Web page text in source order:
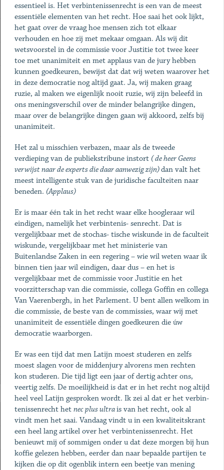
essentieel is. Het verbintenissenrecht is een van de meest
essentiële elementen van het recht. Hoe saai het ook lijkt,
het gaat over de vraag hoe mensen zich tot elkaar
verhouden en hoe zij met mekaar omgaan. Als wij dit
wetsvoorstel in de commissie voor Justitie tot twee keer
toe met unanimiteit en met applaus van de jury hebben
kunnen goedkeuren, bewijst dat dat wij weten waarover het
in deze democratie nog altijd gaat. Ja, wij maken graag
ruzie, al maken we eigenlijk nooit ruzie, wij zijn beleefd in
ons meningsverschil over de minder belangrijke dingen,
maar over de belangrijke dingen gaan wij akkoord, zelfs bij
unanimiteit.
Het zal u misschien verbazen, maar als de tweede
verdieping van de publiekstribune instort ( de heer Geens
verwijst naar de experts die daar aanwezig zijn)dan valt het
meest intelligente stuk van de juridische faculteiten naar
beneden. (Applaus)
Er is maar één tak in het recht waar elke hoogleraar wil
eindigen, namelijk het verbintenis- senrecht. Dat is
vergelijkbaar met de stochas- tische wiskunde in de faculteit
wiskunde, vergelijkbaar met het ministerie van
Buitenlandse Zaken in een regering – wie wil weten waar ik
binnen tien jaar wil eindigen, daar dus – en het is
vergelijkbaar met de commissie voor Justitie en het
voorzitterschap van die commissie, collega Goffin en collega
Van Vaerenbergh, in het Parlement. U bent allen welkom in
die commissie, de beste van de commissies, waar wij met
unanimiteit de essentiële dingen goedkeuren die úw
democratie waarborgen.
Er was een tijd dat men Latijn moest studeren en zelfs
moest slagen voor de middenjury alvorens men rechten
kon studeren. Die tijd ligt een jaar of dertig achter ons,
veertig zelfs. De moeilijkheid is dat er in het recht nog altijd
heel veel Latijn gesproken wordt. Ik zei al dat er het verbin-
tenissenrecht het nec plus ultrais van het recht, ook al
vindt men het saai. Vandaag vindt u in een kwaliteitskrant
een heel lang artikel over het verbintenissenrecht. Het
benieuwt mij of sommigen onder u dat deze morgen bij hun
koffie gelezen hebben, eerder dan naar bepaalde partijen te
kijken die op dit ogenblik intern een beetje van mening